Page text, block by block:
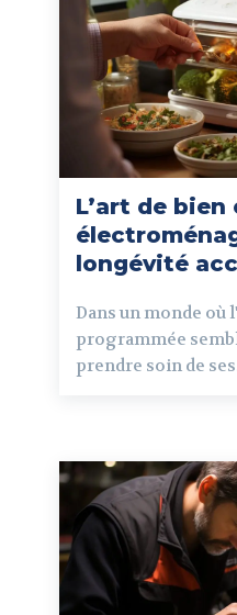
L’art de
longévité
Dans un monde où
programmée
prendre soin de